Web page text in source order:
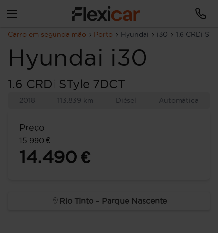
Carro em segunda mão Porto Hyundai i30 1.6 CRDi
Hyundai i30
1.6 CRDi STyle 7DCT
2018 113.839 km Diésel Automática
Preço
15.990 €
14.490 €
Rio Tinto - Parque Nascente